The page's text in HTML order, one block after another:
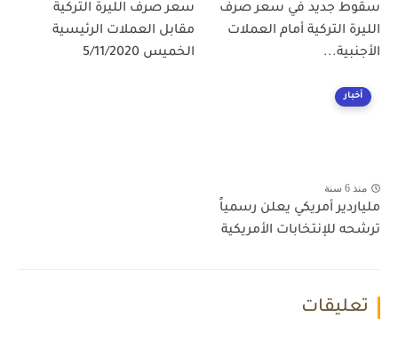
سقوط جديد في سعر صرف
الليرة التركية أمام العملات
الأجنبية...
سعر صرف الليرة التركية
مقابل العملات الرئيسية
الخميس 5/11/2020
أخبار
منذ 6 سنة
ملياردير أمريكي يعلن رسمياً
ترشحه للإنتخابات الأمريكية
تعليقات